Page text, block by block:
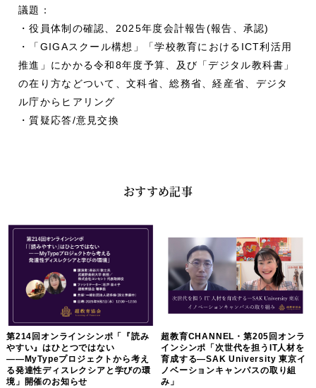
議題：
・役員体制の確認、2025年度会計報告(報告、承認)
・「GIGAスクール構想」「学校教育におけるICT利活用
推進」にかかる令和8年度予算、及び「デジタル教科書」
の在り方などついて、文科省、総務省、経産省、デジタ
ル庁からヒアリング
・質疑応答/意見交換
おすすめ記事
第214回オンラインシンポ「『読み
やすい』はひとつではない
――MyTypeプロジェクトから考え
る発達性ディスレクシアと学びの環
境」開催のお知らせ
超教育CHANNEL・第205回オンラ
インシンポ「次世代を担うIT人材を
育成する―SAK University 東京イ
ノベーションキャンパスの取り組
み」